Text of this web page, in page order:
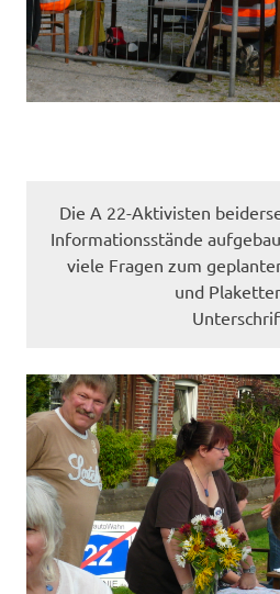
Die A 22-Aktivisten
Informationsstände
viele Fragen zum
und